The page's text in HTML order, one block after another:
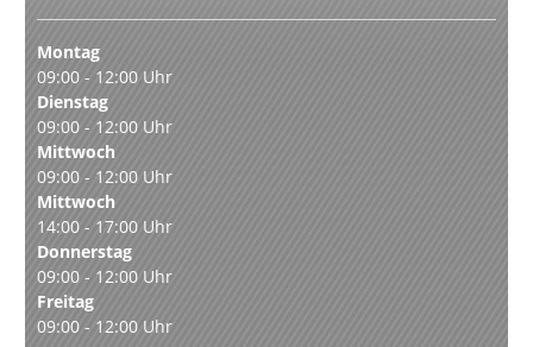
Montag
09:00 - 12:00 Uhr
Dienstag
09:00 - 12:00 Uhr
Mittwoch
09:00 - 12:00 Uhr
Mittwoch
14:00 - 17:00 Uhr
Donnerstag
09:00 - 12:00 Uhr
Freitag
09:00 - 12:00 Uhr